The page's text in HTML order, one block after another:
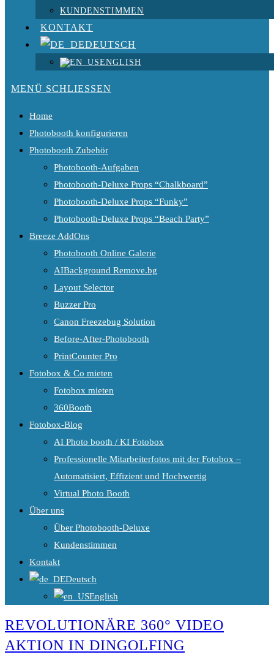
KUNDENSTIMMEN
KONTAKT
DEUTSCH
ENGLISH
MENÜ SCHLIESSEN
Home
Photobooth konfigurieren
Photobooth Zubehör
Photobooth-Aufgaben
Photobooth-Deluxe Props “Chalkboard”
Photobooth-Deluxe Props “Funky”
Photobooth-Deluxe Props “Beach Party”
Breeze AddOns
Photobooth Online Galerie
AIBackground Remove.bg
Layout Selector
Buzzer Pro
Canon Freezebug Solution
Before-After-Photobooth
PrintCounter Pro
Fotobox & Co mieten
Fotobox mieten
360Booth
Fotobox-Blog
AI Photo booth / KI Fotobox
Professionelle Mitarbeiterfotos mit der Fotobox –
Automatisiert, Effizient und Hochwertig
Virtual Photo Booth
Über uns
Über Photobooth-Deluxe
Kundenstimmen
Kontakt
Deutsch
English
REVOLUTIONÄRE 360° VIDEO
AKTION IN DINGOLFING